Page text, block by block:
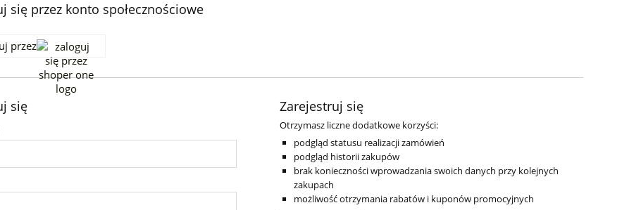
się przez konto społecznościowe
przez
się Zarejestruj się
Otrzymasz liczne dodatkowe korzyści:
podgląd statusu realizacji zamówień
podgląd historii zakupów
brak konieczności wprowadzania swoich danych przy kolejnych
zakupach
możliwość otrzymania rabatów i kuponów promocyjnych